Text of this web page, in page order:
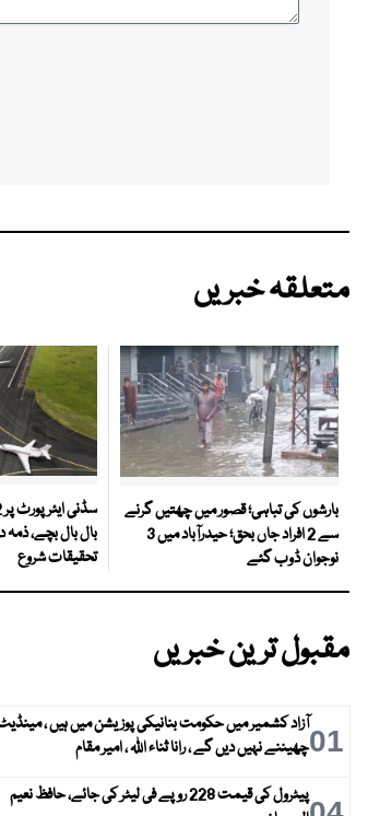
متعلقہ خبریں
بارشوں کی تباہی؛ قصور میں چھتیں گرنے
سے 2 افراد جاں بحق؛ حیدرآباد میں 3
نوجوان ڈوب گئے
بال بال بچے،
تحقیقات شروع
مقبول ترین خبریں
01آزاد کشمیر میں حکومت بنانیکی پوزیشن میں ہیں ،
چھیننے نہیں دیں گے ، رانا ثناء اللہ ، امیر مقام
پیٹرول کی قیمت 228 روپے فی لیٹر کی جائے، حافظ نعیم